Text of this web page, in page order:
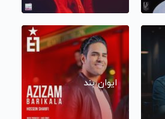
ایوان بند